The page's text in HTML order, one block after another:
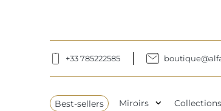
+33 785222585
Best-sellers Miroirs expand_more Collections